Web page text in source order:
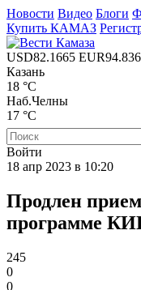
Новости Видео Блоги
Купить КАМАЗ
USD82.1665 EUR
Казань
18 °C
Наб.Челны
17 °C
Войти
18 апр 2023 в 10:20
Продлен
программе
245
0
0